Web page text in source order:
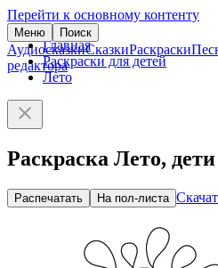
Перейти к основному контенту
Меню Поиск
АудиосказкиСказкиРаскраски
редактора
Главная
Раскраски для детей
Лето
Раскраска Лето,
Распечатать На пол-листа